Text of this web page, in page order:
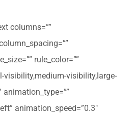
columns=””
rule_color=””
visibility,medium-visibility,large-
animation_type=””
animation_speed=”0.3″